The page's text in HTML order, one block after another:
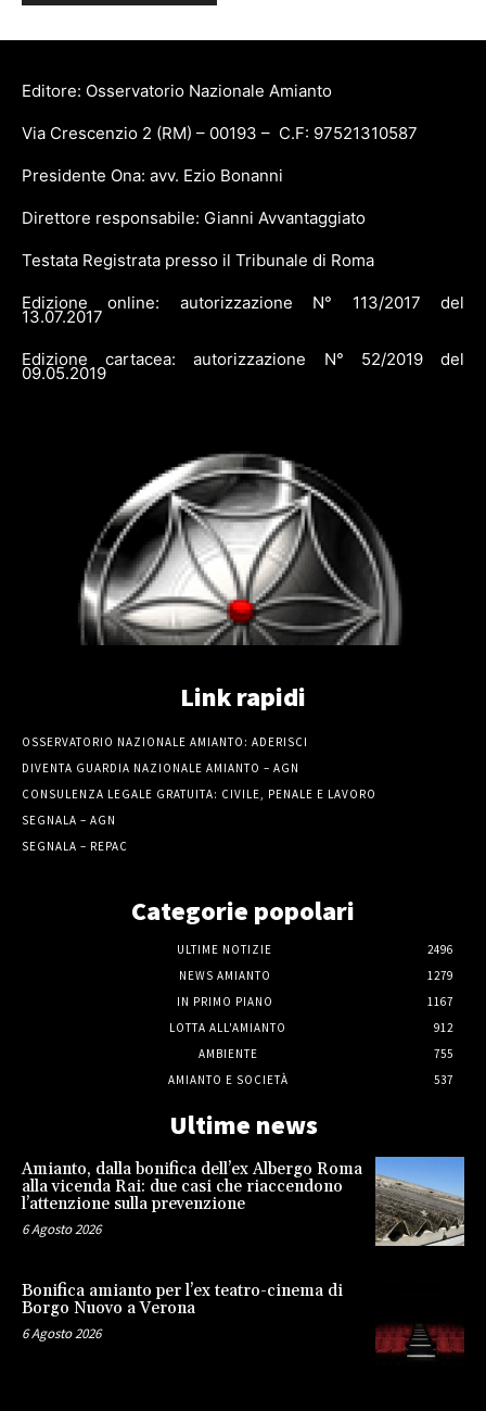
Editore: Osservatorio Nazionale Amianto
Via Crescenzio 2 (RM) – 00193 – C.F: 97521310587
Presidente Ona: avv. Ezio Bonanni
Direttore responsabile: Gianni Avvantaggiato
Testata Registrata presso il Tribunale di Roma
Edizione online: autorizzazione N° 113/2017 del
13.07.2017
Edizione cartacea: autorizzazione N° 52/2019 del
09.05.2019
Link rapidi
OSSERVATORIO NAZIONALE AMIANTO: ADERISCI
DIVENTA GUARDIA NAZIONALE AMIANTO – AGN
CONSULENZA LEGALE GRATUITA: CIVILE, PENALE E LAVORO
SEGNALA – AGN
SEGNALA – REPAC
Categorie popolari
ULTIME NOTIZIE
2496
NEWS AMIANTO
1279
IN PRIMO PIANO
1167
LOTTA ALL'AMIANTO
912
AMBIENTE
755
AMIANTO E SOCIETÀ
537
Ultime news
Amianto, dalla bonifica dell’ex Albergo Roma
alla vicenda Rai: due casi che riaccendono
l’attenzione sulla prevenzione
6 Agosto 2026
Bonifica amianto per l’ex teatro-cinema di
Borgo Nuovo a Verona
6 Agosto 2026